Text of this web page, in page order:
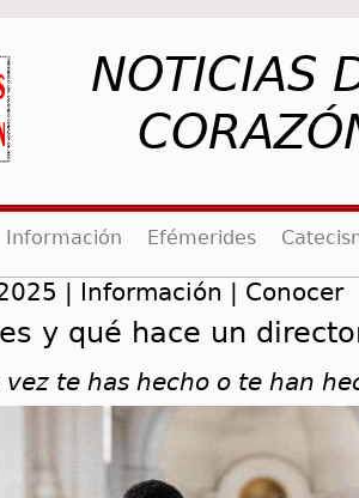
NOTICIAS
Información Efémerides
| Información | Conocer
y qué hace un
te has hecho o te han